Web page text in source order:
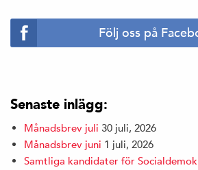
Följ oss på
Senaste inlägg:
Månadsbrev juli 30 juli, 2026
Månadsbrev juni 1 juli, 2026
Samtliga kandidater för